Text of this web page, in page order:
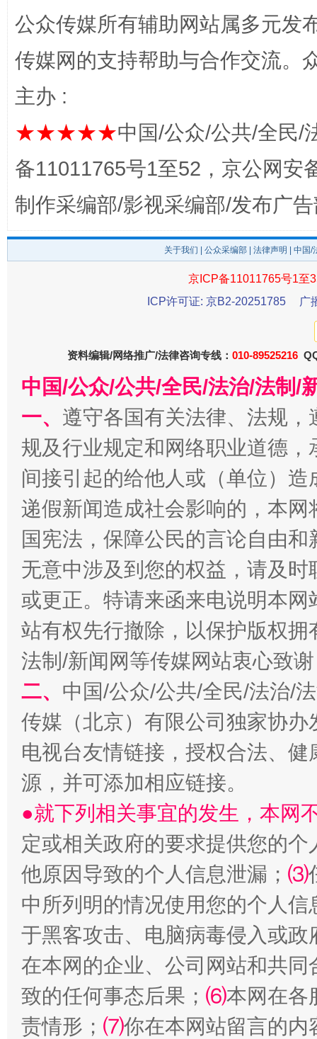
完善运行机制助力责任有效落实 一纸欠
千年窑火 生生不息 一
揭开“小金库”的免责幌子
受贿1.44亿！段成刚被判无期 从幼
公众传媒所有辅助网站属多元发
传媒网的支持帮助与合作交流。
主办 :
★★★★★中国/公众/公共/全民/
备11011765号1至52，京公网安
制作采编部/影视采编部/发布广
关于我们 公众采编部 法律声明 | 中国
京ICP备11011765号1至
ICP许可证: 京B2-20251785
广
资料编辑/网络推广/法律咨询专线： 010-89525216
中国/公众/公共/全民/法治/法制/
一、 遵守各国有关法律、法规
规及行业规定和网络职业道德
间接引起的给他人或（单位）
递假新闻造成社会影响的，本
国宪法，保障公民的言论自由
无意中涉及到您的权益，请及
或更正。特请来函来电说明本
站有权先行撤除，以保护版权
法制/新闻网等传媒网站衷心致
二、 中国/公众/公共/全民/法治/
传媒（北京）有限公司独家协
电视台友情链接，授权合法、
源，并可添加相应链接。
●就下列相关事宜的发生，本网
定或相关政府的要求提供您的个
他原因导致的个人信息泄漏； ⑶
中所列明的情况使用您的个人
于黑客攻击、电脑病毒侵入或
在本网的企业、公司网站和共
致的任何事态后果； ⑹本网在各
责情形； ⑺你在本网站留言的内